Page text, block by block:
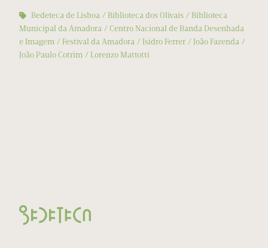
Bedeteca de Lisboa
Biblioteca dos Olivais
Biblioteca
Municipal da Amadora
Centro Nacional de Banda Desenhada
e Imagem
Festival da Amadora Isidro Ferrer
João Fazenda
João Paulo Cotrim
Lorenzo Mattotti